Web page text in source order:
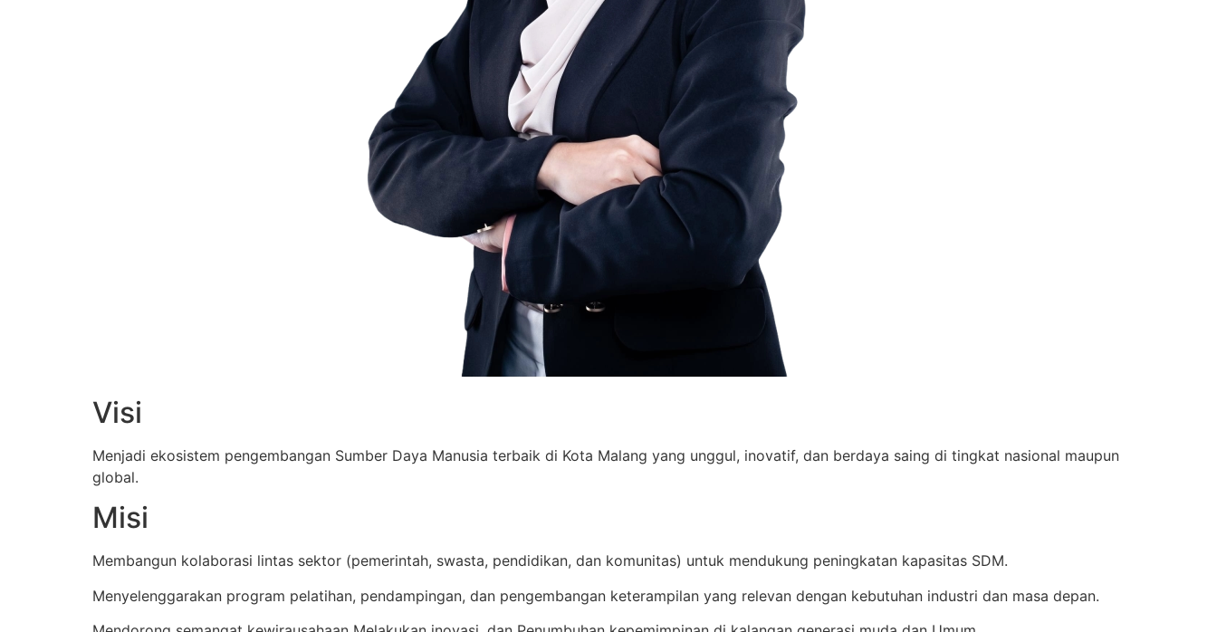
Visi
Menjadi ekosistem pengembangan Sumber Daya Manusia terbaik di Kota Malang yang unggul, inovatif, dan berdaya saing di tingkat nasional maupun
global.
Misi
Membangun kolaborasi lintas sektor (pemerintah, swasta, pendidikan, dan komunitas) untuk mendukung peningkatan kapasitas SDM.
Menyelenggarakan program pelatihan, pendampingan, dan pengembangan keterampilan yang relevan dengan kebutuhan industri dan masa depan.